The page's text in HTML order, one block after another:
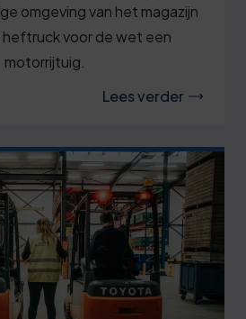
omgeving van het magazijn
voor de wet een
motorrijtuig.
Lees verder